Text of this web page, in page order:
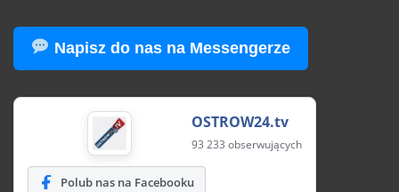
Napisz do nas na Messengerze
OSTROW24.tv
93 233 obserwujących
Polub nas na Facebooku